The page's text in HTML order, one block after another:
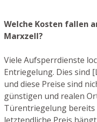
Welche Kosten fallen
Marxzell?
Viele Aufsperrdienste
Entriegelung. Dies sind
und diese Preise sind
günstigen und realen
Türentriegelung bereits